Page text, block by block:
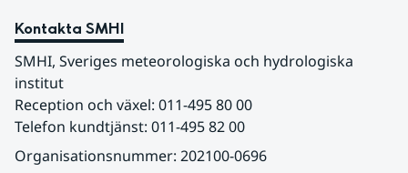
Kontakta SMHI
SMHI, Sveriges meteorologiska och hydrologiska
institut
Reception och växel: 011-495 80 00
Telefon kundtjänst: 011-495 82 00
Organisationsnummer: 202100-0696